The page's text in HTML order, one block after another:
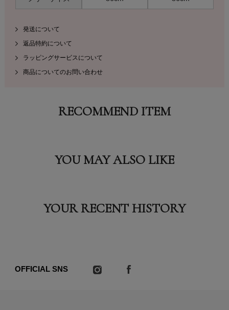
発送について
返品特約について
ラッピングサービスについて
商品についてのお問い合わせ
RECOMMEND ITEM
YOU MAY ALSO LIKE
YOUR RECENT HISTORY
OFFICIAL SNS